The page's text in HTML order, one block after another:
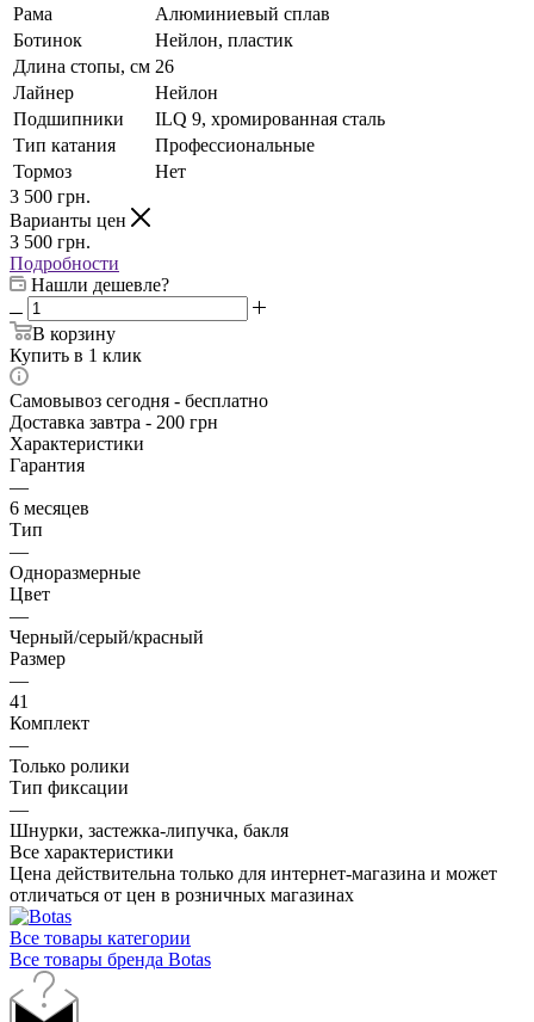
Рама
Алюминиевый сплав
Ботинок
Нейлон, пластик
Длина стопы, см 26
Лайнер
Нейлон
Подшипники
ILQ 9, хромированная сталь
Тип катания
Профессиональные
Тормоз
Нет
3 500 грн.
Варианты цен
3 500 грн.
Подробности
Нашли дешевле?
В корзину
Купить в 1 клик
Самовывоз сегодня - бесплатно
Доставка завтра - 200 грн
Характеристики
Гарантия
—
6 месяцев
Тип
—
Одноразмерные
Цвет
—
Черный/серый/красный
Размер
—
41
Комплект
—
Только ролики
Тип фиксации
—
Шнурки, застежка-липучка, бакля
Все характеристики
Цена действительна только для интернет-магазина и может
отличаться от цен в розничных магазинах
Все товары категории
Все товары бренда Botas